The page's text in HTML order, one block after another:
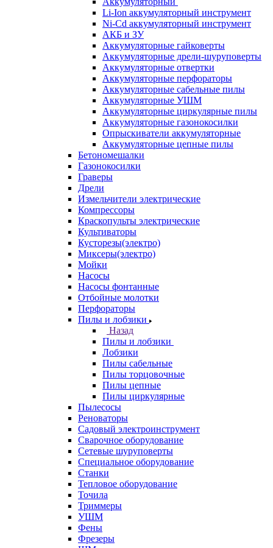
Li-Ion аккумуляторный инструмент
Ni-Cd аккумуляторный инструмент
АКБ и ЗУ
Аккумуляторные гайковерты
Аккумуляторные дрели-шуруповерты
Аккумуляторные отвертки
Аккумуляторные перфораторы
Аккумуляторные сабельные пилы
Аккумуляторные УШМ
Аккумуляторные циркулярные пилы
Аккумуляторные газонокосилки
Опрыскиватели аккумуляторные
Аккумуляторные цепные пилы
Бетономешалки
Газонокосилки
Граверы
Дрели
Измельчители электрические
Компрессоры
Краскопульты электрические
Культиваторы
Кусторезы(электро)
Миксеры(электро)
Мойки
Насосы
Насосы фонтанные
Отбойные молотки
Перфораторы
Пилы и лобзики
Назад
Пилы и лобзики
Лобзики
Пилы сабельные
Пилы торцовочные
Пилы цепные
Пилы циркулярные
Пылесосы
Реноваторы
Садовый электроинструмент
Сварочное оборудование
Сетевые шуруповерты
Специальное оборудование
Станки
Тепловое оборудование
Точила
Триммеры
УШМ
Фены
Фрезеры